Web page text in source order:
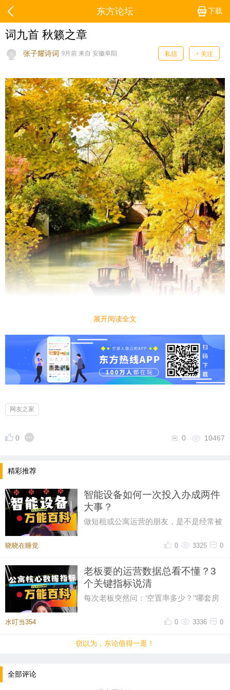
下载
东方论坛
词九首 秋籁之章
张子耀诗词 9月前 来自 安徽阜阳 私信 + 关注
一
张子耀
时序，金裳褪尽何哀？叩幽阶，自啸吟、不羡蓬莱。
犹抱清商，欲留斜照，笑别荒垓。
休言岁痕刻骨，且看琼屑萦怀。纵使委尘成土，还润
根荄。待得东君度暖，新碧重染天涯。更细雨、漫理
柔柯，仍展云涯。
巫山一段云·霜
张子耀
寒锁千峰白，霞开万壑明。
西风昨夜转新晴。素色满山城。
朝来疑是玉沙凝。天地一冰晶。
三
展开阅读全文
网友之家
0 10467
0
精彩推荐
智能设备如何一次投入办成两件
大事？
做短租或公寓运营的朋友，是不是经常被
表、摄像头各自为政，管理起来
晓晓在睡觉 0
3325
0
老板要的运营数据总看不懂？3
个关键指标说清
每次老板突然问：‘空置率多少？’‘哪套房
格、算半天还对不上数？其
水叮当354 0
3336
0
窃以为，东论值得一逛！
全部评论